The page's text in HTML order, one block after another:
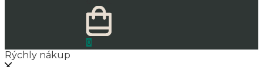
0
Rýchly nákup